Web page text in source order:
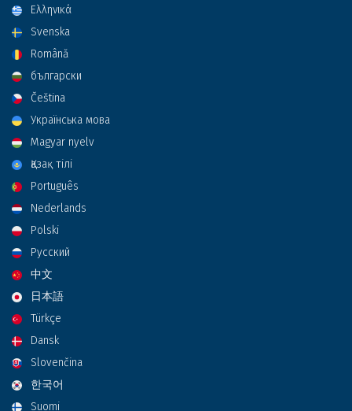
Ελληνικά
Svenska
Română
български
Čeština
Українська мова
Magyar nyelv
Қазақ тілі
Português
Nederlands
Polski
Русский
中文
日本語
Türkçe
Dansk
Slovenčina
한국어
Suomi